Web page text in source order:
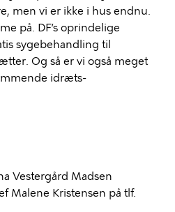
men vi er ikke i hus endnu.
på. DF’s oprindelige
sygebehandling til
Og så er vi også meget
idræts-
Vestergård Madsen
Malene Kristensen på tlf.